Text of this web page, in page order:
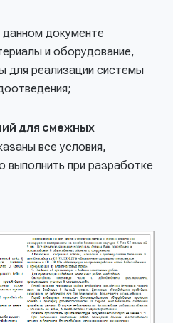
документе
и оборудование,
для реализации системы
для смежных
все условия,
при разработке